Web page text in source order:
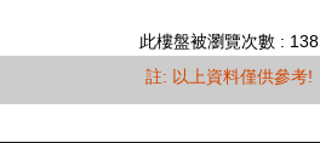
此樓盤被瀏覽次數 : 138
註: 以上資料僅供參考!